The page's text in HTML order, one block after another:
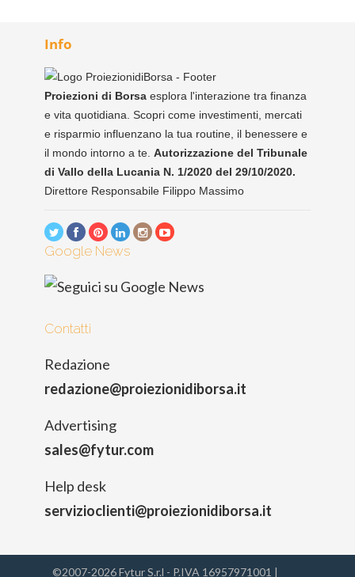
Info
Proiezioni di Borsa esplora l'interazione tra finanza
e vita quotidiana. Scopri come investimenti, mercati
e risparmio influenzano la tua routine, il benessere e
il mondo intorno a te. Autorizzazione del Tribunale
di Vallo della Lucania N. 1/2020 del 29/10/2020.
Direttore Responsabile Filippo Massimo
Google News
Contatti
Redazione
redazione@proiezionidiborsa.it
Advertising
sales@fytur.com
Help desk
servizioclienti@proiezionidiborsa.it
©2007-2026 Fytur S.r.l - P.IVA 16957971001 |